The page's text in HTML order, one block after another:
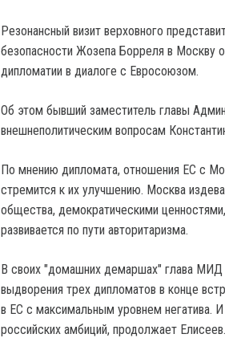
Резонансный визит верховного
безопасности Жозепа Борреля в Москву
дипломатии в диалоге с Евросоюзом.
Об этом бывший заместитель главы
внешнеполитическим вопросам
По мнению дипломата, отношения ЕС с
стремится к их улучшению. Москва
общества, демократическими
развивается по пути авторитаризма.
В своих "домашних демаршах" глава
выдворения трех дипломатов в конце
в ЕС с максимальным уровнем негатива.
российских амбиций, продолжает Елисеев.